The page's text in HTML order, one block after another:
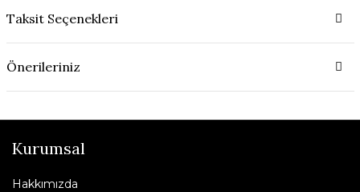
Taksit Seçenekleri
Önerileriniz
Kurumsal
Hakkımızda